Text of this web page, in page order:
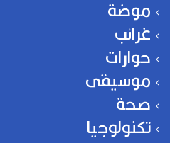
موضة
غرائب
حوارات
موسيقى
صحة
تكنولوجيا